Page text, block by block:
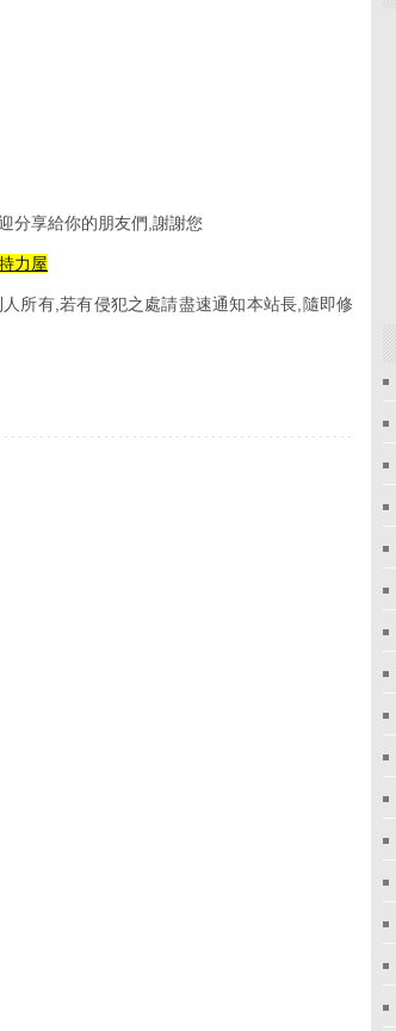
分享給你的朋友們,謝謝您
力屋
所有,若有侵犯之處請盡速通知本站長,隨即修